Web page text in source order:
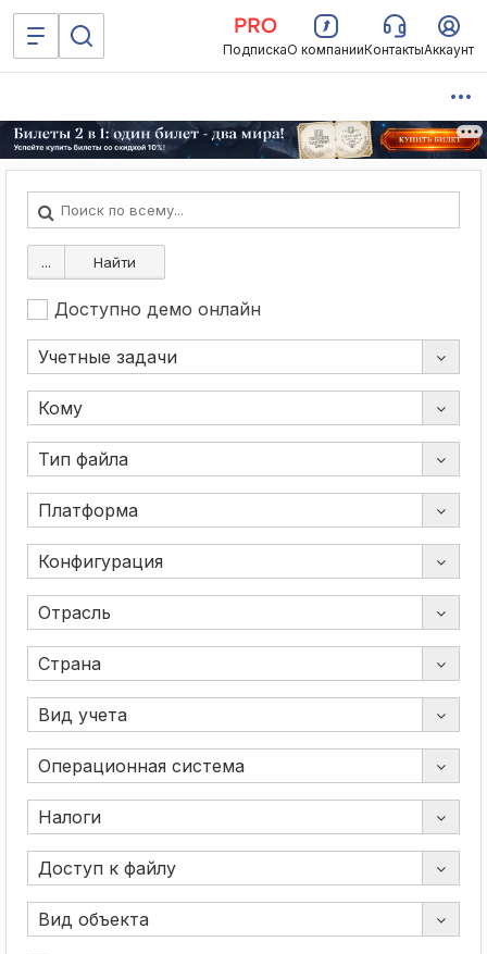
ПодпискаО компанииКонтактыАккаунт
... Найти
Доступно демо онлайн